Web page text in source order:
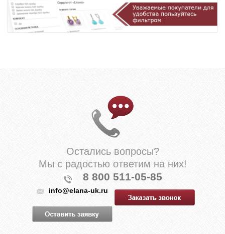
Остались вопросы?
Мы с радостью ответим на них!
8 800 511-05-85
info@elana-uk.ru